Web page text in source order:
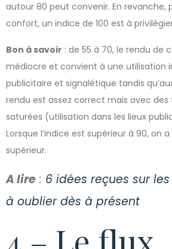
autour 80 peut convenir. En revanche,
confort, un indice de 100 est à
Bon à savoir : de 55 à 70, le rendu de
médiocre et convient à une utilisation
publicitaire et signalétique tandis
rendu est assez correct mais avec
saturées (utilisation dans les lieux
Lorsque l’indice est supérieur à 90, on
supérieur.
A lire : 6 idées reçues sur
à oublier dès à présent